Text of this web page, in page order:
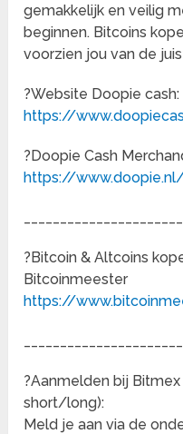
gemakkelijk en veilig
beginnen. Bitcoins
voorzien jou van de
?Website Doopie cash:
https://
?Doopie Cash
https://
?Bitcoin & Altcoins
Bitcoinmeester
https://
?Aanmelden bij
short/long):
Meld je aan via de